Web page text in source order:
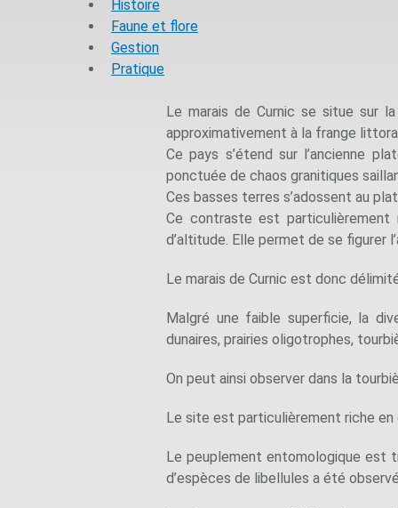
Histoire
Faune et flore
Gestion
Pratique
Le marais de Curnic se situe sur
approximativement à la frange
Ce pays s’étend sur l’ancienne
ponctuée de chaos granitiques
Ces basses terres s’adossent au
Ce contraste est particulièrement
d’altitude. Elle permet de se figurer
Le marais de Curnic est donc
Malgré une faible superficie, la
dunaires, prairies oligotrophes,
On peut ainsi observer dans la
Le site est particulièrement riche
Le peuplement entomologique est
d’espèces de libellules a été